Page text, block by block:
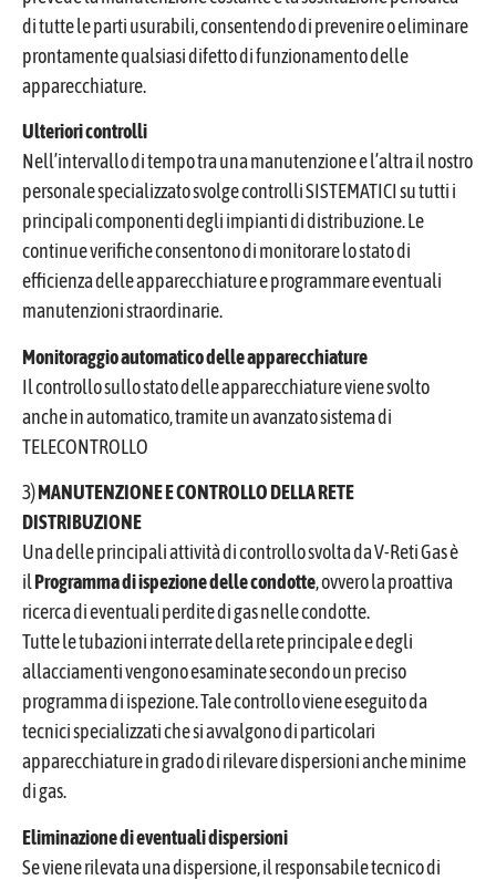
di tutte le parti usurabili, consentendo di prevenire o eliminare
prontamente qualsiasi difetto di funzionamento delle
apparecchiature.
Ulteriori controlli
Nell’intervallo di tempo tra una manutenzione e l’altra il nostro
personale specializzato svolge controlli SISTEMATICI su tutti i
principali componenti degli impianti di distribuzione. Le
continue verifiche consentono di monitorare lo stato di
efficienza delle apparecchiature e programmare eventuali
manutenzioni straordinarie.
Monitoraggio automatico delle apparecchiature
Il controllo sullo stato delle apparecchiature viene svolto
anche in automatico, tramite un avanzato sistema di
TELECONTROLLO
3)MANUTENZIONE E CONTROLLO DELLA RETE
DISTRIBUZIONE
Una delle principali attività di controllo svolta da V-Reti Gas è
ilProgramma di ispezione delle condotte, ovvero la proattiva
ricerca di eventuali perdite di gas nelle condotte.
Tutte le tubazioni interrate della rete principale e degli
allacciamenti vengono esaminate secondo un preciso
programma di ispezione. Tale controllo viene eseguito da
tecnici specializzati che si avvalgono di particolari
apparecchiature in grado di rilevare dispersioni anche minime
di gas.
Eliminazione di eventuali dispersioni
Se viene rilevata una dispersione, il responsabile tecnico di